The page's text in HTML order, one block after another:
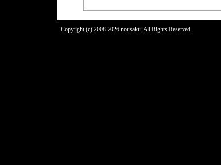
Copyright (c) 2008-2026 nousaku. All Rights Reserved.